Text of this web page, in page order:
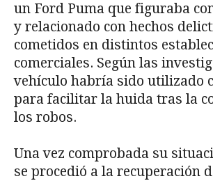
un Ford Puma que figuraba
y relacionado con hechos
cometidos en distintos
comerciales. Según las
vehículo habría sido utilizado
para facilitar la huida tras la
los robos.
Una vez comprobada su
se procedió a la recuperación